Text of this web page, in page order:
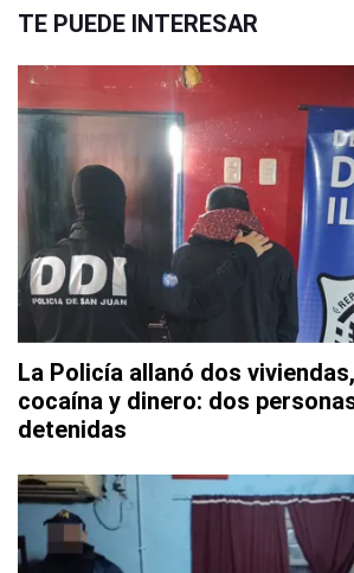
TE PUEDE INTERESAR
La Policía allanó dos
cocaína y dinero: dos
detenidas